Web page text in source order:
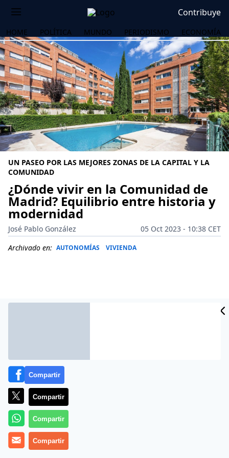
Contribuye
HOME POLÍTICA MUNDO PERIODISMO ECONOMÍA
UN PASEO POR LAS MEJORES ZONAS DE LA CAPITAL Y LA
COMUNIDAD
¿Dónde vivir en la Comunidad de
Madrid? Equilibrio entre historia y
modernidad
José Pablo González
05 Oct 2023 - 10:38 CET
Archivado en: AUTONOMÍAS VIVIENDA
Más información
Compartir
Compartir
Compartir
Compartir